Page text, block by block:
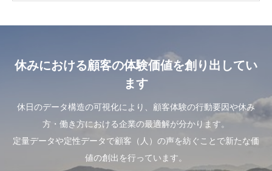
休みにおける顧客の体験価値を創り出してい
ます
休日のデータ構造の可視化により、顧客体験の行動要因や休み
方・働き方における企業の最適解が分かります。
定量データや定性データで顧客（人）の声を紡ぐことで新たな価
値の創出を行っています。